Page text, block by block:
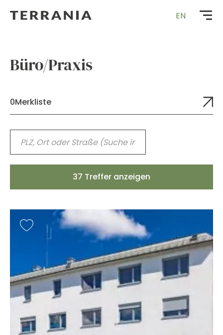
Zur
EN
Büro/Praxis
0Merkliste
37 Treffer anzeigen
merken